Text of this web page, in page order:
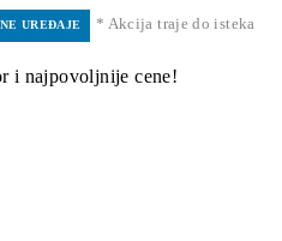
UREĐAJE
* Akcija traje do isteka
i najpovoljnije cene!